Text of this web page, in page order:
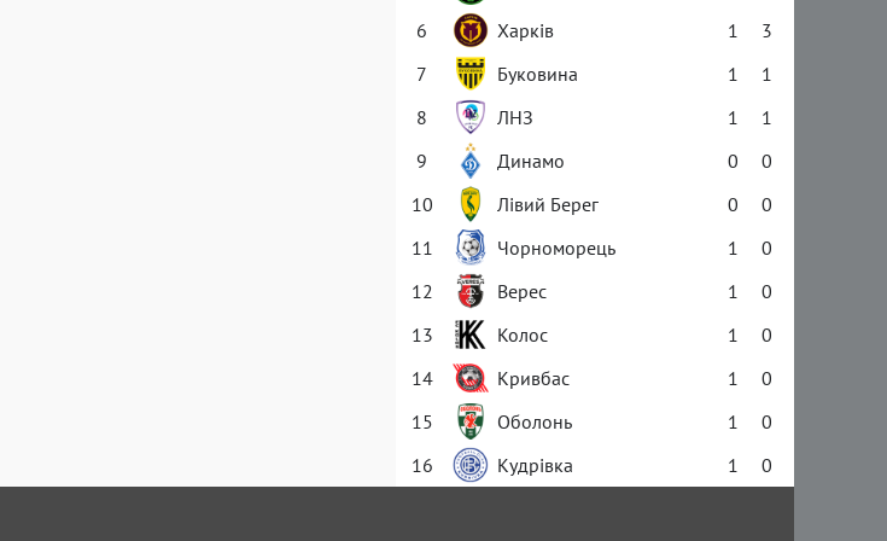
6
Харків 1
3
7
Буковина 1
1
8
ЛНЗ 1
1
9
Динамо 0
0
10
Лівий Берег 0
0
11
Чорноморець 1
0
12
Верес 1
0
13
Колос 1
0
14
Кривбас 1
0
15
Оболонь 1
0
16
Кудрівка 1 0